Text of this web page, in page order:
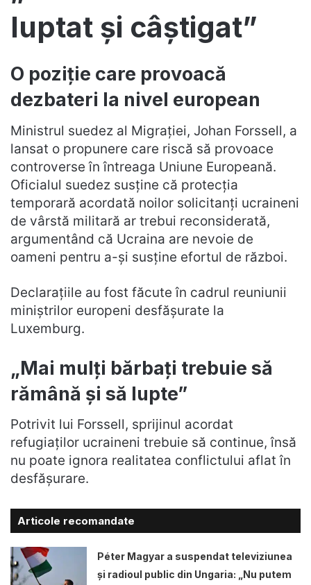
luptat și câștigat”
O poziție care provoacă
dezbateri la nivel european
Ministrul suedez al Migrației, Johan Forssell, a
lansat o propunere care riscă să provoace
controverse în întreaga Uniune Europeană.
Oficialul suedez susține că protecția
temporară acordată noilor solicitanți ucraineni
de vârstă militară ar trebui reconsiderată,
argumentând că Ucraina are nevoie de
oameni pentru a-și susține efortul de război.
Declarațiile au fost făcute în cadrul reuniunii
miniștrilor europeni desfășurate la
Luxemburg.
„Mai mulți bărbați trebuie să
rămână și să lupte”
Potrivit lui Forssell, sprijinul acordat
refugiaților ucraineni trebuie să continue, însă
nu poate ignora realitatea conflictului aflat în
desfășurare.
Articole recomandate
Péter Magyar a suspendat televiziunea
și radioul public din Ungaria: „Nu putem